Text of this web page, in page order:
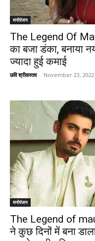
मनोरंजन
The Legend Of
का बजा डंका, बनाया
ज्यादा हुई कमाई
छवि श्रीवास्तव - November 23, 2022
मनोरंजन
The Legend of
ने कुछ दिनों में बना